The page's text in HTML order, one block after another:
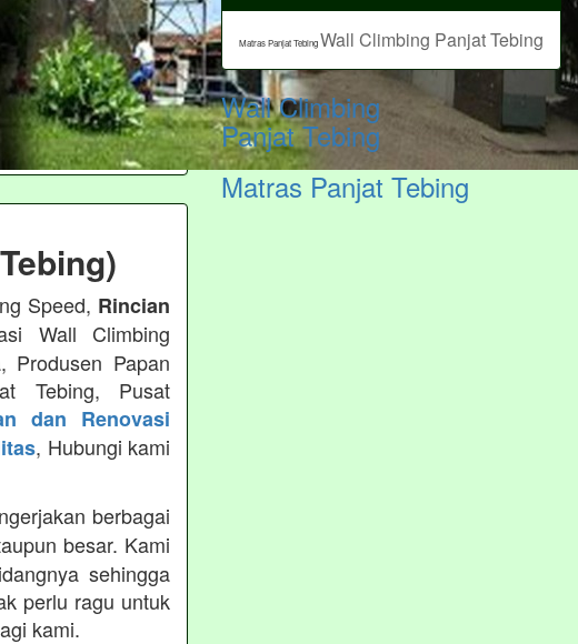
Speed, Rincian
Wall Climbing
Produsen Papan
Tebing, Pusat
dan Renovasi
, Hubungi kami
berbagai
besar. Kami
sehingga
perlu ragu untuk
kami.
Matras Panjat TebingWall Climbing Panjat Tebing
Wall Climbing
Panjat Tebing
Matras Panjat Tebing